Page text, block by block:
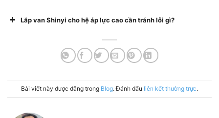
Lắp van Shinyi cho hệ áp lực cao cần tránh lỗi gì?
Bài viết này được đăng trong Blog. Đánh dấu liên kết thường trực.